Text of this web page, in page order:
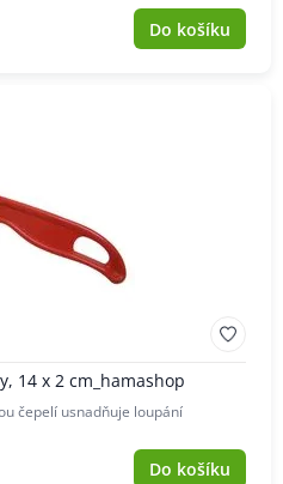
Do košíku
14 x 2 cm_hamashop
čepelí usnadňuje loupání
Do košíku